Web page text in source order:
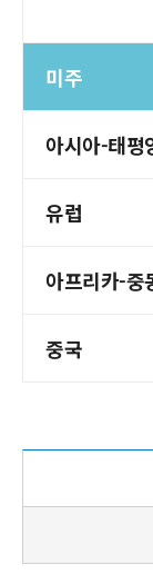
미주
아시아-태평
유럽
아프리카-중
중국